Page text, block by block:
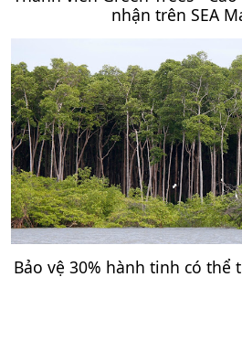
nhận trên SEA
Bảo vệ 30% hành tinh có thể